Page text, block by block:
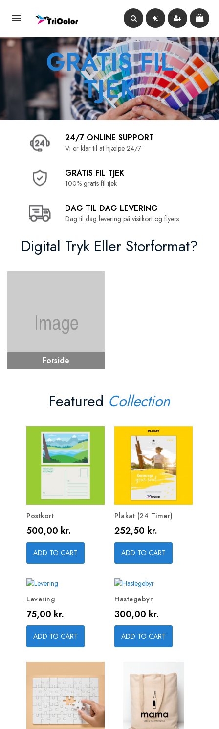

GRATIS FIL
TJEK
24/7 ONLINE SUPPORT
Vi er klar til at hjælpe 24/7
GRATIS FIL TJEK
100% gratis fil tjek
DAG TIL DAG LEVERING
Dag til dag levering på visitkort og flyers
Digital Tryk Eller Storformat?
Forside
Featured Collection
Postkort
Pris
500,00 kr.
ADD TO CART
Plakat (24 Timer)
Pris
252,50 kr.
ADD TO CART
Levering
Pris
75,00 kr.
ADD TO CART
Hastegebyr
Pris
300,00 kr.
ADD TO CART